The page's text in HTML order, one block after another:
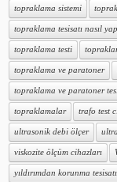
topraklama sistemi
topraklama tesisatı nasıl
topraklama testi
topraklama ve paratoner
topraklama ve paratoner
topraklamalar trafo test
ultrasonik debi ölçer
viskozite ölçüm cihazları
yıldırımdan korunma tesisatı